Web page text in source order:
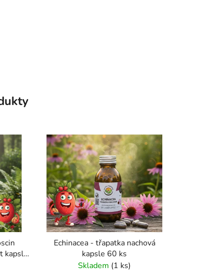
kapsle
Echinacea - třapatka nachová
kapsle 60 ks
Skladem (1 ks)